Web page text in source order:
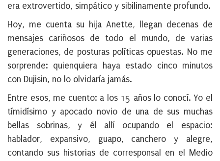
era extrovertido, simpático y sibilinamente profundo.
Hoy, me cuenta su hija Anette, llegan decenas de
mensajes cariñosos de todo el mundo, de varias
generaciones, de posturas políticas opuestas. No me
sorprende: quienquiera haya estado cinco minutos
con Dujisin, no lo olvidaría jamás.
Entre esos, me cuento: a los 15 años lo conocí. Yo el
tímidísimo y apocado novio de una de sus muchas
bellas sobrinas, y él allí ocupando el espacio:
hablador, expansivo, guapo, canchero y alegre,
contando sus historias de corresponsal en el Medio